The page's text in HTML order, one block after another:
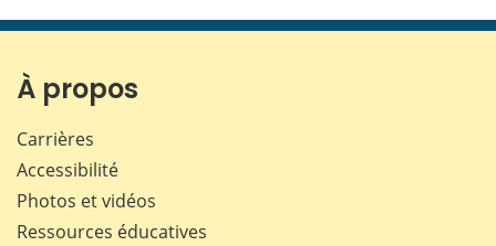
page page page page
À propos
Carrières
Accessibilité
Photos et vidéos
Ressources éducatives